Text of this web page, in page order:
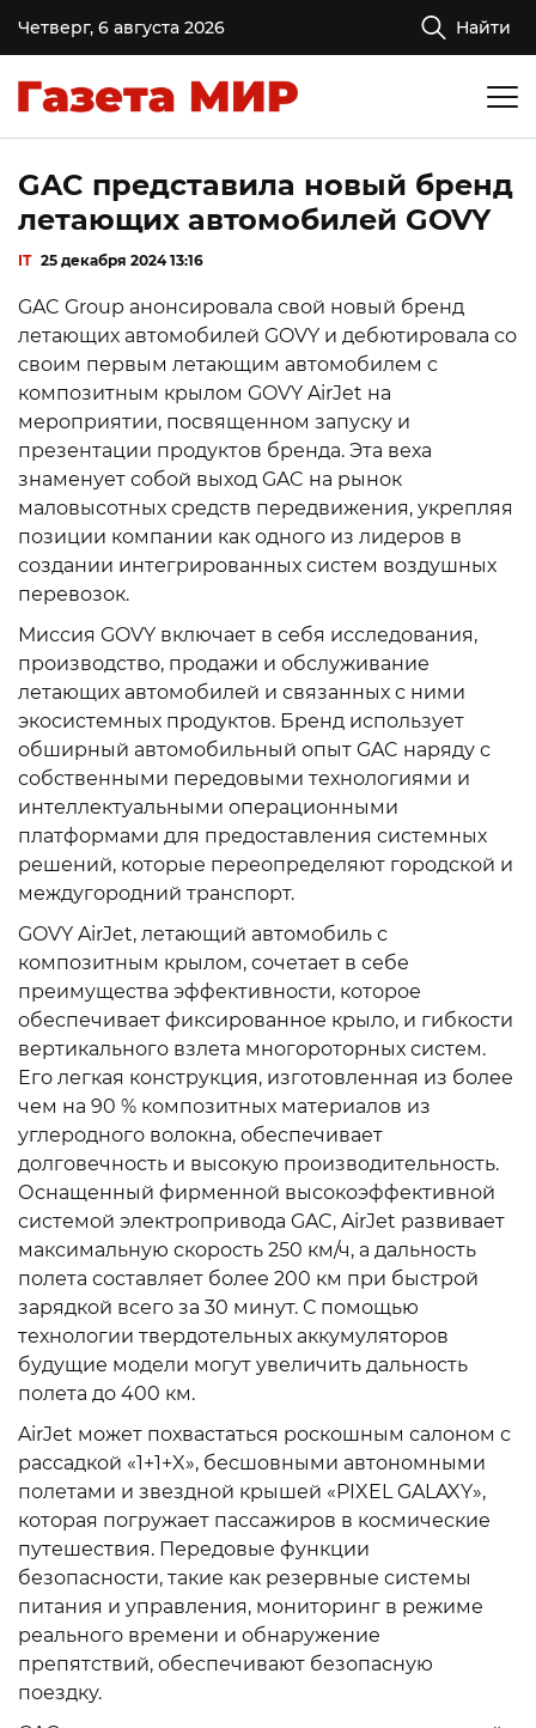
Четверг, 6 августа 2026 Найти
GAC представила новый бренд
летающих автомобилей GOVY
IT 25 декабря 2024 13:16
GAC Group анонсировала свой новый бренд
летающих автомобилей GOVY и дебютировала со
своим первым летающим автомобилем с
композитным крылом GOVY AirJet на
мероприятии, посвященном запуску и
презентации продуктов бренда. Эта веха
знаменует собой выход GAC на рынок
маловысотных средств передвижения, укрепляя
позиции компании как одного из лидеров в
создании интегрированных систем воздушных
перевозок.
Миссия GOVY включает в себя исследования,
производство, продажи и обслуживание
летающих автомобилей и связанных с ними
экосистемных продуктов. Бренд использует
обширный автомобильный опыт GAC наряду с
собственными передовыми технологиями и
интеллектуальными операционными
платформами для предоставления системных
решений, которые переопределяют городской и
междугородний транспорт.
GOVY AirJet, летающий автомобиль с
композитным крылом, сочетает в себе
преимущества эффективности, которое
обеспечивает фиксированное крыло, и гибкости
вертикального взлета многороторных систем.
Его легкая конструкция, изготовленная из более
чем на 90 % композитных материалов из
углеродного волокна, обеспечивает
долговечность и высокую производительность.
Оснащенный фирменной высокоэффективной
системой электропривода GAC, AirJet развивает
максимальную скорость 250 км/ч, а дальность
полета составляет более 200 км при быстрой
зарядкой всего за 30 минут. С помощью
технологии твердотельных аккумуляторов
будущие модели могут увеличить дальность
полета до 400 км.
AirJet может похвастаться роскошным салоном с
рассадкой «1+1+X», бесшовными автономными
полетами и звездной крышей «PIXEL GALAXY»,
которая погружает пассажиров в космические
путешествия. Передовые функции
безопасности, такие как резервные системы
питания и управления, мониторинг в режиме
реального времени и обнаружение
препятствий, обеспечивают безопасную
поездку.